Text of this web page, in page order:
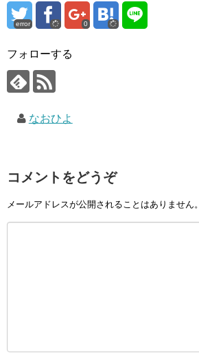
error 0
フォローする
なおひよ
コメントをどうぞ
メールアドレスが公開されることはありません。